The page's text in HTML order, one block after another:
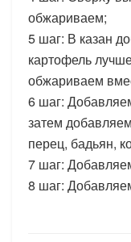
обжариваем;
5 шаг: В казан
картофель
обжариваем
6 шаг:
затем
перец, бадьян,
7 шаг:
8 шаг: